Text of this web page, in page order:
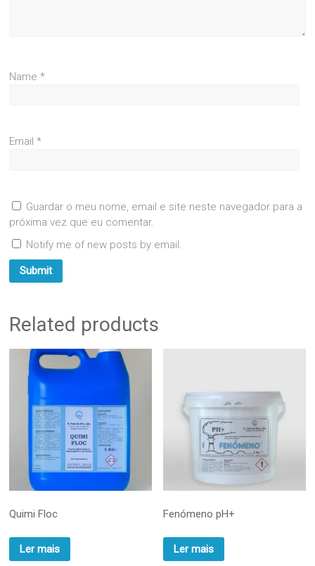
Name*
Email*
Guardar o meu nome, email e site neste navegador para a
próxima vez que eu comentar.
Notify me of new posts by email.
Related products
Quimi Floc
Ler mais
Fenómeno pH+
Ler mais